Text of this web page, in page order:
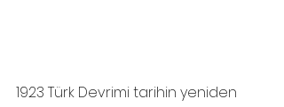
1923 Türk Devrimi tarihin yeniden